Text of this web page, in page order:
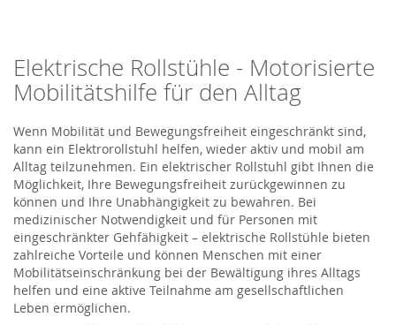
Elektrische Rollstühle - Motorisierte
Mobilitätshilfe für den Alltag
Wenn Mobilität und Bewegungsfreiheit eingeschränkt sind,
kann ein Elektrorollstuhl helfen, wieder aktiv und mobil am
Alltag teilzunehmen. Ein elektrischer Rollstuhl gibt Ihnen die
Möglichkeit, Ihre Bewegungsfreiheit zurückgewinnen zu
können und Ihre Unabhängigkeit zu bewahren. Bei
medizinischer Notwendigkeit und für Personen mit
eingeschränkter Gehfähigkeit – elektrische Rollstühle bieten
zahlreiche Vorteile und können Menschen mit einer
Mobilitätseinschränkung bei der Bewältigung ihres Alltags
helfen und eine aktive Teilnahme am gesellschaftlichen
Leben ermöglichen.